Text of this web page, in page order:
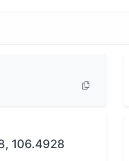
106.4928